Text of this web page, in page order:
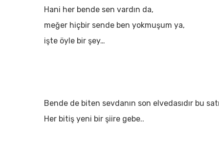
Hit enter to search or ESC to close
Hani her bende sen vardın da,
meğer hiçbir sende ben yokmuşum ya,
işte öyle bir şey…
Bende de biten sevdanın son elvedasıdır bu
Her bitiş yeni bir şiire gebe..